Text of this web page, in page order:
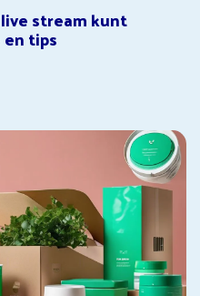
stream kunt
tips